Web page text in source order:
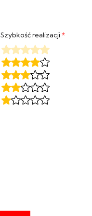
Szybkość realizacji*